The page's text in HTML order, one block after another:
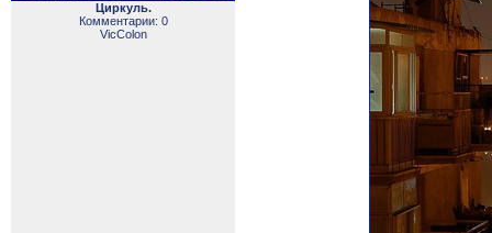
Циркуль.
Комментарии: 0
VicColon